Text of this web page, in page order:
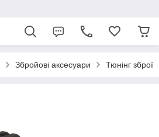
Збройові аксесуари Тюнінг зброї